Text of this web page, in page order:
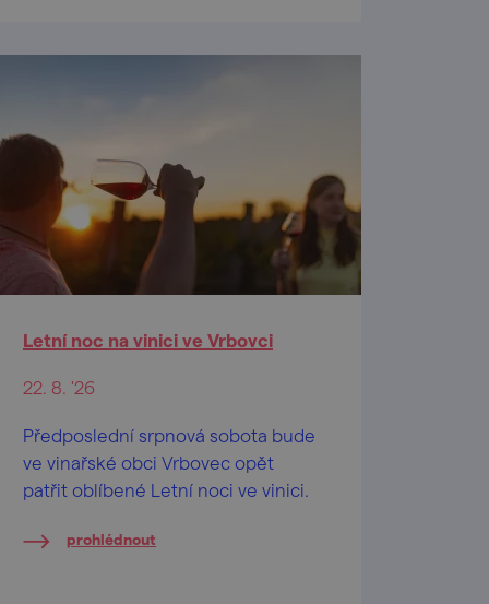
Letní noc na vinici ve Vrbovci
22. 8. '26
Předposlední srpnová sobota bude
ve vinařské obci Vrbovec opět
patřit oblíbené Letní noci ve vinici.
prohlédnout